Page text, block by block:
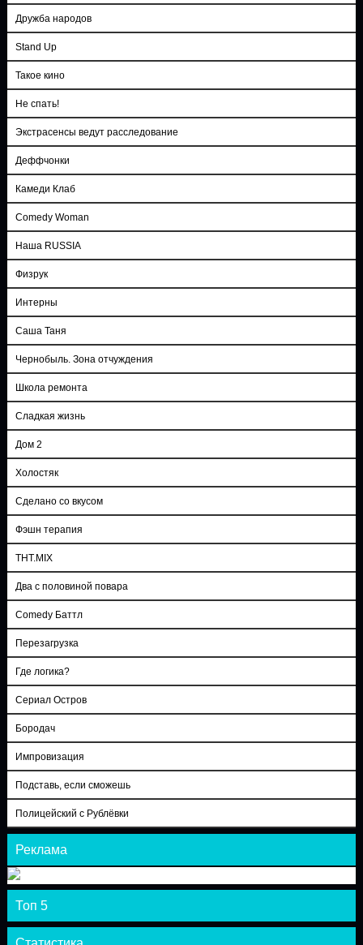
Дружба народов
Stand Up
Такое кино
Не спать!
Экстрасенсы ведут расследование
Деффчонки
Камеди Клаб
Comedy Woman
Наша RUSSIA
Физрук
Интерны
Саша Таня
Чернобыль. Зона отчуждения
Школа ремонта
Сладкая жизнь
Дом 2
Холостяк
Сделано со вкусом
Фэшн терапия
ТНТ.MIX
Два с половиной повара
Comedy Баттл
Перезагрузка
Где логика?
Сериал Остров
Бородач
Импровизация
Подставь, если сможешь
Полицейский с Рублёвки
Реклама
Топ 5